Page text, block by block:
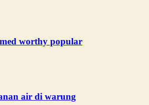
worthy popular
air di warung